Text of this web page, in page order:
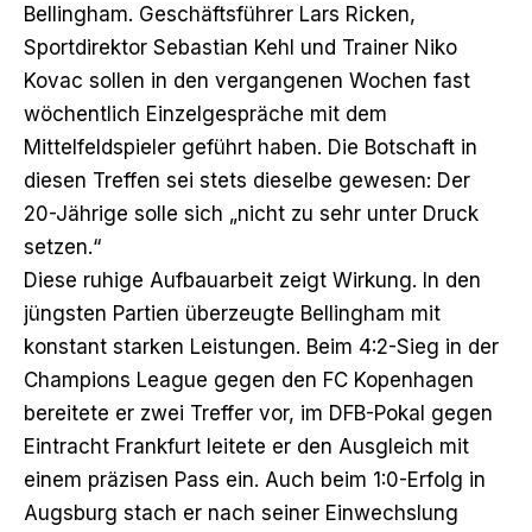
Bellingham. Geschäftsführer Lars Ricken,
Sportdirektor Sebastian Kehl und Trainer Niko
Kovac sollen in den vergangenen Wochen fast
wöchentlich Einzelgespräche mit dem
Mittelfeldspieler geführt haben. Die Botschaft in
diesen Treffen sei stets dieselbe gewesen: Der
20-Jährige solle sich „nicht zu sehr unter Druck
setzen.“
Diese ruhige Aufbauarbeit zeigt Wirkung. In den
jüngsten Partien überzeugte Bellingham mit
konstant starken Leistungen. Beim 4:2-Sieg in der
Champions League gegen den FC Kopenhagen
bereitete er zwei Treffer vor, im DFB-Pokal gegen
Eintracht Frankfurt leitete er den Ausgleich mit
einem präzisen Pass ein. Auch beim 1:0-Erfolg in
Augsburg stach er nach seiner Einwechslung